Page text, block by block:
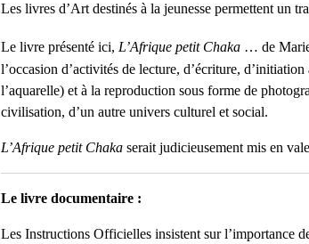
Les livres d’Art destinés à la jeunesse permettent un
Le livre présenté ici, L’Afrique petit Chaka … de
l’occasion d’activités de lecture, d’écriture,
l’aquarelle) et à la reproduction sous forme de
civilisation, d’un autre univers culturel et social.
L’Afrique petit Chaka serait judicieusement mis en
Le livre documentaire :
Les Instructions Officielles insistent sur l’importance